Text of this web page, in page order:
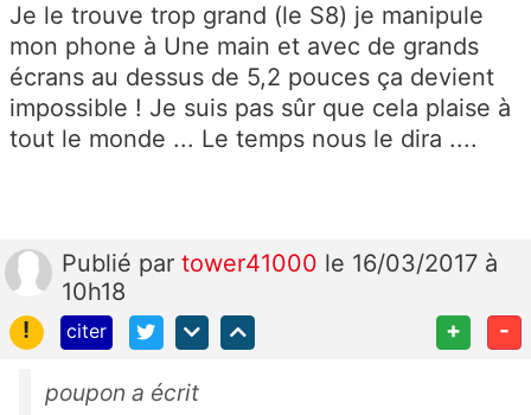
Je le trouve trop grand (le S8) je manipule
mon phone à Une main et avec de grands
écrans au dessus de 5,2 pouces ça devient
impossible ! Je suis pas sûr que cela plaise à
tout le monde ... Le temps nous le dira ....
Publié par tower41000 le 16/03/2017 à
10h18
!
citer + -
poupon a écrit